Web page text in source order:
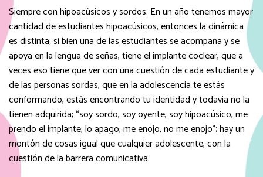
Siempre con hipoacúsicos y sordos. En un año tenemos mayor
cantidad de estudiantes hipoacúsicos, entonces la dinámica
es distinta; si bien una de las estudiantes se acompaña y se
apoya en la lengua de señas, tiene el implante coclear, que a
veces eso tiene que ver con una cuestión de cada estudiante y
de las personas sordas, que en la adolescencia te estás
conformando, estás encontrando tu identidad y todavía no la
tienen adquirida; “soy sordo, soy oyente, soy hipoacúsico, me
prendo el implante, lo apago, me enojo, no me enojo”; hay un
montón de cosas igual que cualquier adolescente, con la
cuestión de la barrera comunicativa.